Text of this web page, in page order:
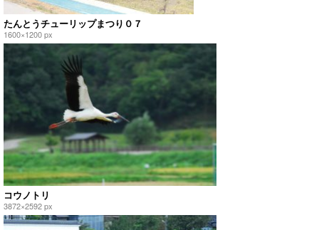
たんとうチューリップまつり０７
1600×1200 px
コウノトリ
3872×2592 px